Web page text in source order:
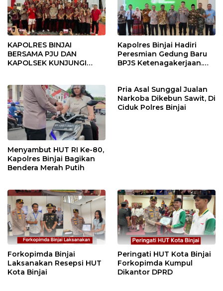
KAPOLRES BINJAI
BERSAMA PJU DAN
KAPOLSEK KUNJUNGI
Kapolres Binjai Hadiri
Peresmian Gedung Baru
BPJS Ketenagakerjaan.
Menyambut HUT RI Ke-80,
Kapolres Binjai Bagikan
Bendera Merah Putih
Pria Asal Sunggal Jualan
Narkoba Dikebun Sawit, Di
Ciduk Polres Binjai
Forkopimda Binjai
Laksanakan Resepsi HUT
Kota Binjai
Peringati HUT Kota Binjai
Forkopimda Kumpul
Dikantor DPRD